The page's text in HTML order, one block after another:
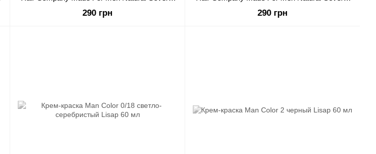
290 грн 290 грн